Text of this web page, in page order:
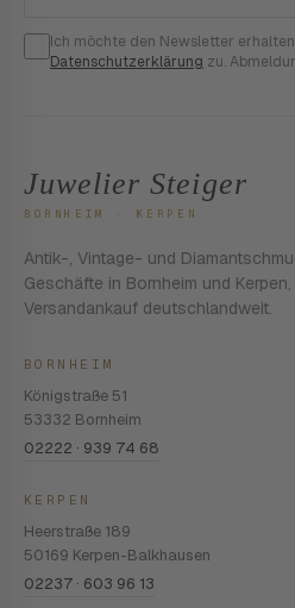
Ich möchte den Newsletter
Datenschutzerklärung zu.
Juwelier Steiger
BORNHEIM · KERPEN
Antik-, Vintage- und
Geschäfte in Bornheim und Kerpen,
Versandankauf deutschlandweit.
BORNHEIM
Königstraße 51
53332 Bornheim
02222 · 939 74 68
KERPEN
Heerstraße 189
50169 Kerpen-Balkhausen
02237 · 603 96 13